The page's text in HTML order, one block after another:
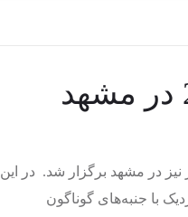
نیز در مشهد برگزار شد. در این
با جنبه‌های گوناگون